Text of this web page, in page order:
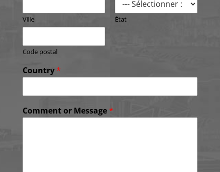
Ville État
Code postal
Country *
Comment or Message *